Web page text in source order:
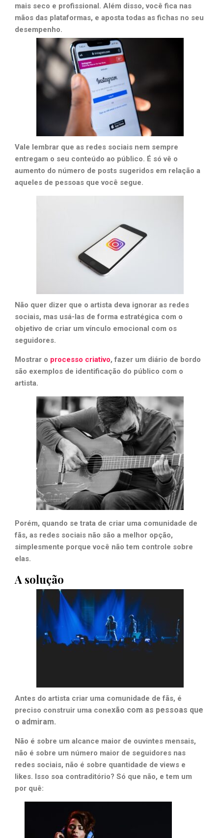
mais seco e profissional. Além disso, você fica nas
mãos das plataformas, e aposta todas as fichas no seu
desempenho.
Vale lembrar que as redes sociais nem sempre
entregam o seu conteúdo ao público. É só vê o
aumento do número de posts sugeridos em relação a
aqueles de pessoas que você segue.
Não quer dizer que o artista deva ignorar as redes
sociais, mas usá-las de forma estratégica com o
objetivo de criar um vínculo emocional com os
seguidores.
Mostrar o processo criativo, fazer um diário de bordo
são exemplos de identificação do público com o
artista.
Porém, quando se trata de criar uma comunidade de
fãs, as redes sociais não são a melhor opção,
simplesmente porque você não tem controle sobre
elas.
A solução
Antes do artista criar uma comunidade de fãs, é
preciso construir uma conexão com as pessoas que
o admiram.
Não é sobre um alcance maior de ouvintes mensais,
não é sobre um número maior de seguidores nas
redes sociais, não é sobre quantidade de views e
likes. Isso soa contraditório? Só que não, e tem um
por quê: